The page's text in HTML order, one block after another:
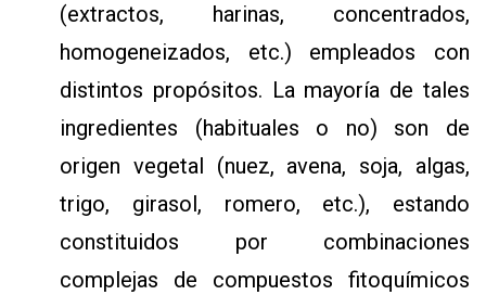
(extractos, harinas, concentrados,
homogeneizados, etc.) empleados con
distintos propósitos. La mayoría de tales
ingredientes (habituales o no) son de
origen vegetal (nuez, avena, soja, algas,
trigo, girasol, romero, etc.), estando
constituidos por combinaciones
complejas de compuestos fitoquímicos